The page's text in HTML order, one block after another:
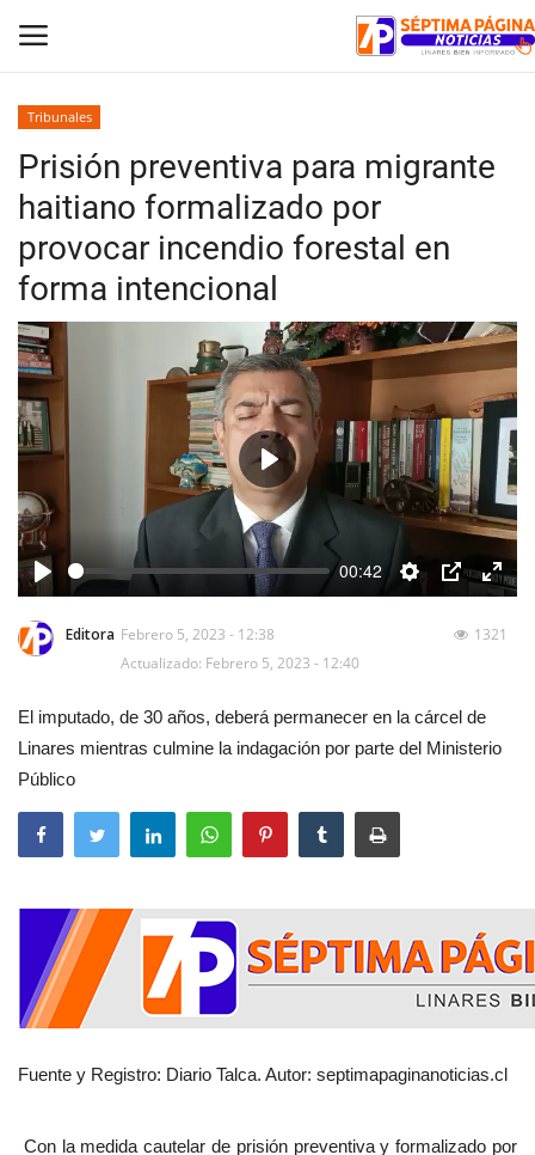
Inicio
Crónica
Policial
Tribunales
Deporte
Política
Espectáculos
Tribunales
Prisión preventiva para migrante
haitiano formalizado por
provocar incendio forestal en
forma intencional
Play
00:42
Settings
PIP
Enter
Play
Editora Febrero 5, 2023 - 12:38
Actualizado: Febrero 5, 2023 - 12:40
1321
El imputado, de 30 años, deberá permanecer en la cárcel de
Linares mientras culmine la indagación por parte del Ministerio
Público
Fuente y Registro: Diario Talca. Autor: septimapaginanoticias.cl
Con la medida cautelar de prisión preventiva y formalizado por